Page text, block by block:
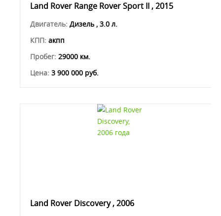
Land Rover Range Rover Sport II , 2015
Двигатель: Дизель , 3.0 л.
КПП: акпп
Пробег: 29000 км.
Цена: 3 900 000 руб.
Land Rover Discovery , 2006